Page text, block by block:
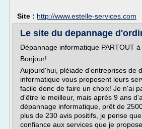
Site : http://www.estelle-services.com
Le site du depannage
Dépannage informatique PARTOUT
Bonjour!
Aujourd'hui, pléiade d'entreprises de
informatique vous proposent leurs
facile donc de faire un choix! Je n'ai
d'être le meilleur, mais après 9 ans
dépannage informatique, prêt de
plus de 230 avis positifs, je pense
confiance aux services que je